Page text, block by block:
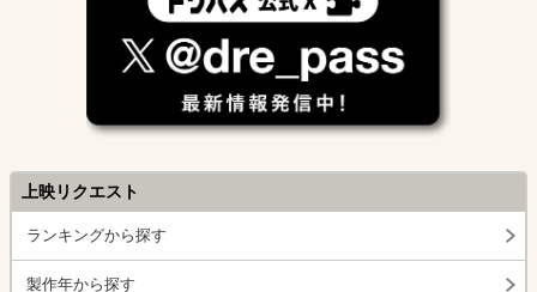
上映リクエスト
ランキングから探す
製作年から探す